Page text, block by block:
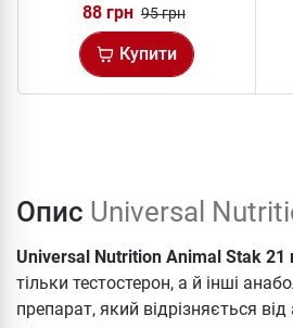
88 грн 95 грн
Купити
Опис Universal
Universal Nutrition Animal Stak 21
тільки тестостерон, а й інші
препарат, який відрізняється